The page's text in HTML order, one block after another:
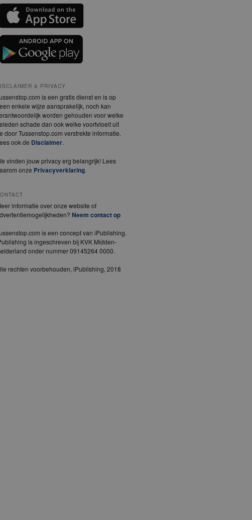
& PRIVACY
is een gratis dienst en is op
enkele wijze aansprakelijk, noch kan
worden gehouden voor welke
schade dan ook welke voortvloeit uit
door Tussenstop.com verstrekte informatie.
ook de Disclaimer.
vinden jouw privacy erg belangrijk! Lees
onze Privacyverklaring.
informatie over onze website of
Neem contact op
is een concept van iPublishing.
is ingeschreven bij KVK Midden-
onder nummer 09145264 0000.
rechten voorbehouden, iPublishing, 2018